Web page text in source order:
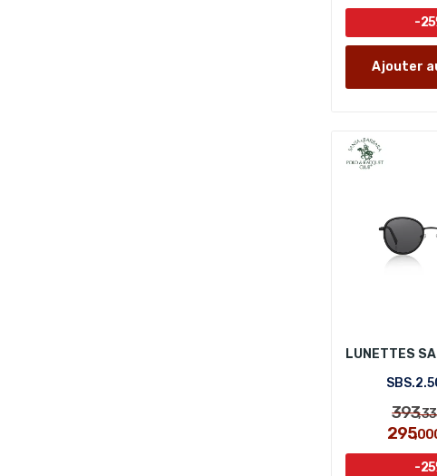
-
Ajouter
393
295
-